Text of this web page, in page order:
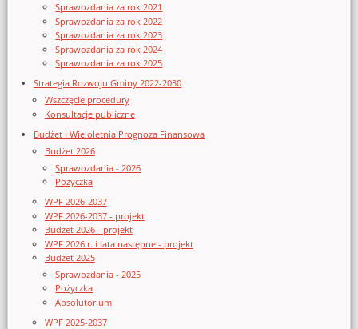
Sprawozdania za rok 2021
Sprawozdania za rok 2022
Sprawozdania za rok 2023
Sprawozdania za rok 2024
Sprawozdania za rok 2025
Strategia Rozwoju Gminy 2022-2030
Wszczęcie procedury
Konsultacje publiczne
Budżet i Wieloletnia Prognoza Finansowa
Budżet 2026
Sprawozdania - 2026
Pożyczka
WPF 2026-2037
WPF 2026-2037 - projekt
Budżet 2026 - projekt
WPF 2026 r. i lata następne - projekt
Budżet 2025
Sprawozdania - 2025
Pożyczka
Absolutorium
WPF 2025-2037